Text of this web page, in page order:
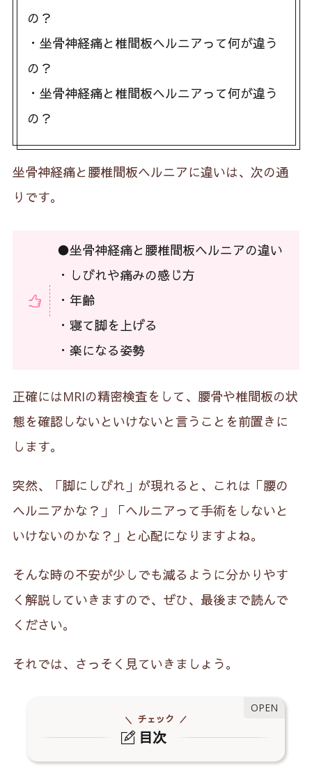
の？
・坐骨神経痛と椎間板ヘルニアって何が違う
の？
・坐骨神経痛と椎間板ヘルニアって何が違う
の？
坐骨神経痛と腰椎間板ヘルニアに違いは、次の通
りです。
●坐骨神経痛と腰椎間板ヘルニアの違い
・しびれや痛みの感じ方
・年齢
・寝て脚を上げる
・楽になる姿勢
正確にはMRIの精密検査をして、腰骨や椎間板の状
態を確認しないといけないと言うことを前置きに
します。
突然、「脚にしびれ」が現れると、これは「腰の
ヘルニアかな？」「ヘルニアって手術をしないと
いけないのかな？」と心配になりますよね。
そんな時の不安が少しでも減るように分かりやす
く解説していきますので、ぜひ、最後まで読んで
ください。
それでは、さっそく見ていきましょう。
目次
チェック
1. しびれや痛みの感じ方の違い